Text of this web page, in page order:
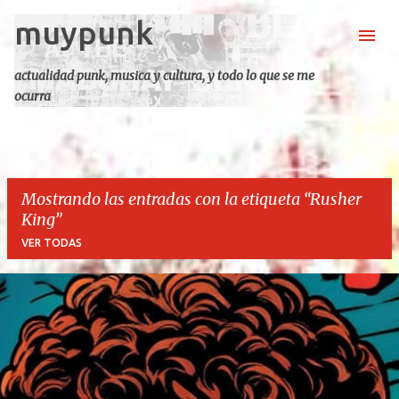
Ir al contenido principal
muypunk
actualidad punk, musica y cultura, y todo lo que se me
ocurra
Mostrando las entradas con la etiqueta Rusher
King
VER TODAS
E
t
r